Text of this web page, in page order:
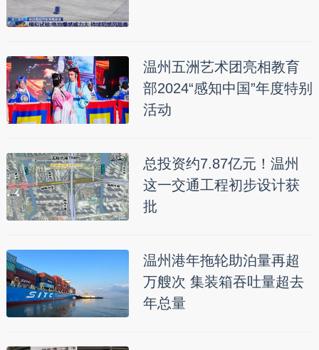
温州五洲艺术团亮相教育
部2024“感知中国”年度特别
活动
总投资约7.87亿元！温州
这一交通工程初步设计获
批
温州港年拖轮助泊量再超
万艘次 集装箱吞吐量超去
年总量